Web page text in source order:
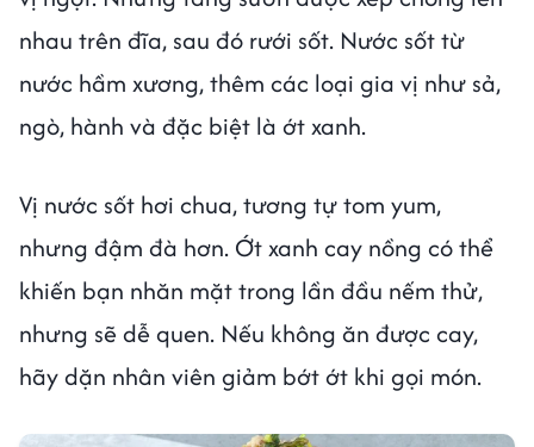
nhau trên đĩa, sau đó rưới sốt. Nước sốt từ
nước hầm xương, thêm các loại gia vị như sả,
ngò, hành và đặc biệt là ớt xanh.
Vị nước sốt hơi chua, tương tự tom yum,
nhưng đậm đà hơn. Ớt xanh cay nồng có thể
khiến bạn nhăn mặt trong lần đầu nếm thử,
nhưng sẽ dễ quen. Nếu không ăn được cay,
hãy dặn nhân viên giảm bớt ớt khi gọi món.